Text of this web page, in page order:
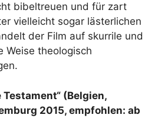
bibeltreuen und für zart
vielleicht sogar lästerlichen
der Film auf skurrile und
Weise theologisch
Testament“ (Belgien,
2015, empfohlen: ab